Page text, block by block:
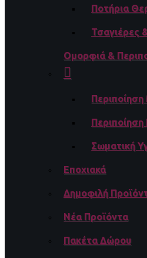
Ποτήρια
Τσαγιέρες
Ομορφιά &
Σωματική
Εποχιακά
Δημοφιλή
Νέα Προϊόντα
Πακέτα Δώρου